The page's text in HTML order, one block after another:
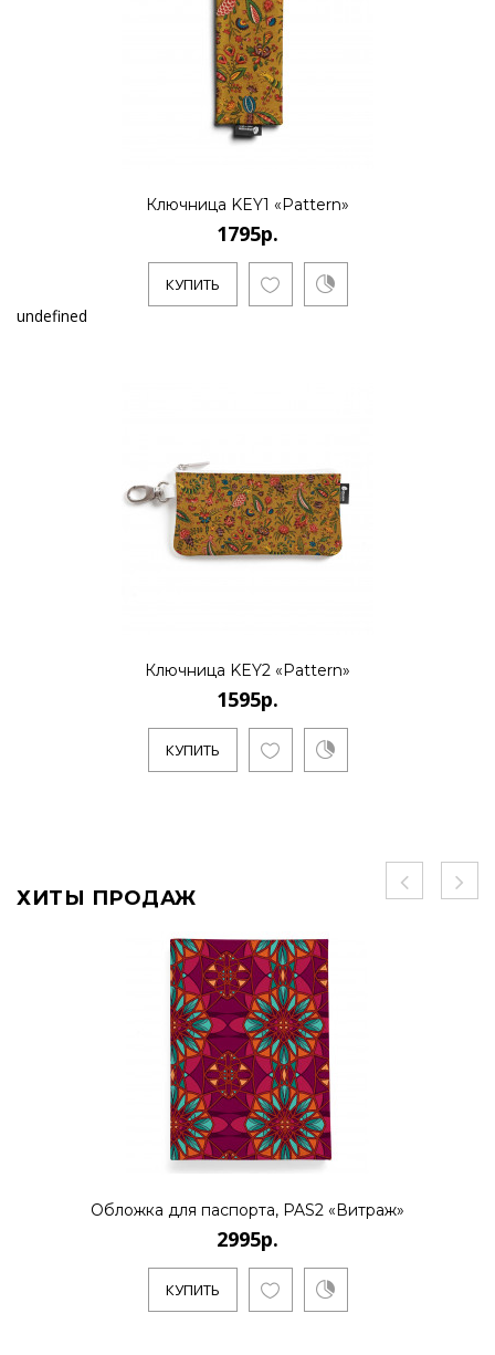
Ключница KEY1 «Pattern»
1795р.
КУПИТЬ
undefined
Ключница KEY2 «Pattern»
1595р.
КУПИТЬ
ХИТЫ ПРОДАЖ
Обложка для паспорта, PAS2 «Витраж»
2995р.
КУПИТЬ